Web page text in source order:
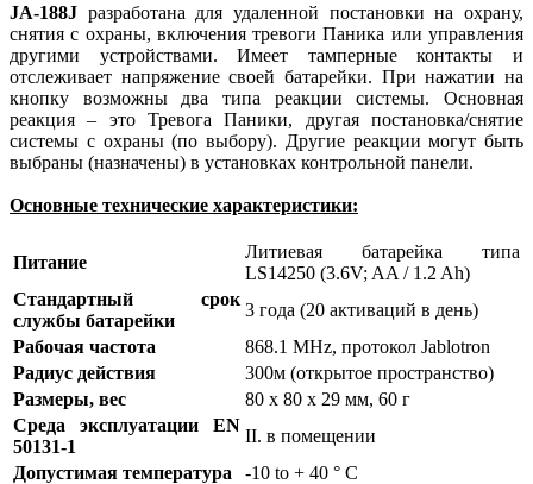
JA-188J разработана для удаленной постановки на охрану,
снятия с охраны, включения тревоги Паника или управления
другими устройствами. Имеет тамперные контакты и
отслеживает напряжение своей батарейки. При нажатии на
кнопку возможны два типа реакции системы. Основная
реакция – это Тревога Паники, другая постановка/снятие
системы с охраны (по выбору). Другие реакции могут быть
выбраны (назначены) в установках контрольной панели.
Основные технические характеристики:
Питание
Литиевая батарейка типа
LS14250 (3.6V; AA / 1.2 Ah)
Стандартный срок
службы батарейки
3 года (20 активаций в день)
Рабочая частота
868.1 MHz, протокол Jablotron
Радиус действия
300м (открытое пространство)
Размеры, вес
80 x 80 x 29 мм, 60 г
Среда эксплуатации EN
50131-1
II. в помещении
Допустимая температура
-10 to + 40 ° C